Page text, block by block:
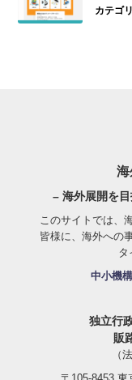
カテゴ
海
– 海外展開を
このサイトでは、
皆様に、海外への
タ
中小機
独立行
販
（